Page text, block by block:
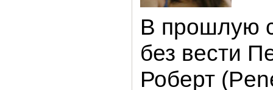
В прошлую
без вести
Роберт